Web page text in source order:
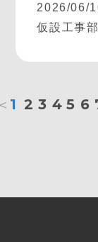
2026/06/
仮設工事
1 2 3 4 5 6